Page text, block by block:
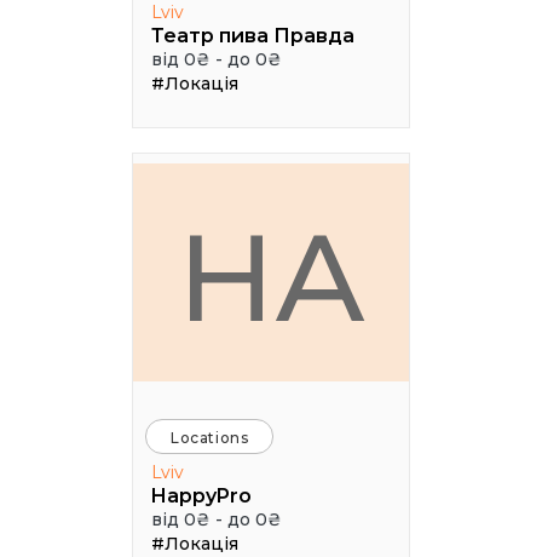
Lviv
Театр пива Правда
від 0₴ - до 0₴
#Локація
HA
Locations
Lviv
HappyPro
від 0₴ - до 0₴
#Локація